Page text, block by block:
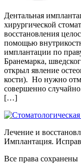
Дентальная
хирургической
восстановления
помощью
имплантации по
Бранемарка,
открыл явление
кости). Но нужно
совершенно
[…]
Лечение и
Имплантация.
Все права сохранены